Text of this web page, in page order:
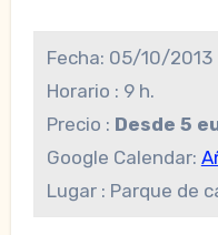
Fecha: 05/10/2013
Horario : 9 h.
Precio : Desde 5
Google Calendar:
Lugar : Parque de